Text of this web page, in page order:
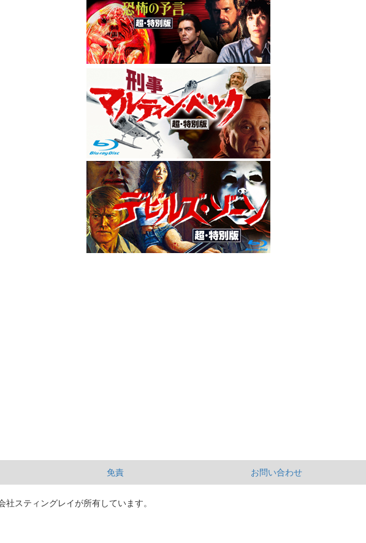
免責 お問い合わせ
スティングレイが所有しています。